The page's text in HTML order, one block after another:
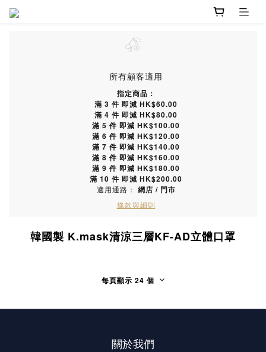
所有顧客適用
指定商品：
滿 3 件 即減 HK$60.00
滿 4 件 即減 HK$80.00
滿 5 件 即減 HK$100.00
滿 6 件 即減 HK$120.00
滿 7 件 即減 HK$140.00
滿 8 件 即減 HK$160.00
滿 9 件 即減 HK$180.00
滿 10 件 即減 HK$200.00
適用通路： 網店 / 門市
條款與細則
韓國製 K.mask清涼三層KF-AD立體口罩
每頁顯示 24 個
關於我們